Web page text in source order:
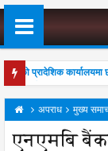
प्रादेशिक कार्यालयमा
महोत्सव सम्पन्न,
अपराध मुख्य
एनएमबि